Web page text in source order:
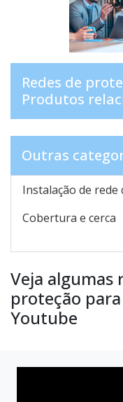
Redes de
Produtos
Outras
Instalação de rede
Cobertura e cerca
Veja algumas
proteção
Youtube